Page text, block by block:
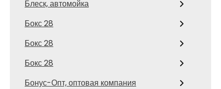
Блеск, автомойка
Бокс 28
Бокс 28
Бокс 28
Бонус-Опт, оптовая компания